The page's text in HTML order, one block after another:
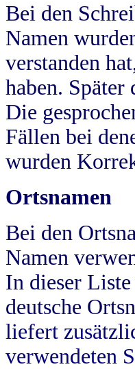
Bei den
Namen
verstanden
haben.
Die
Fällen bei
wurden
Ortsnamen
Bei den
Namen
In dieser
deutsche
liefert
verwendeten